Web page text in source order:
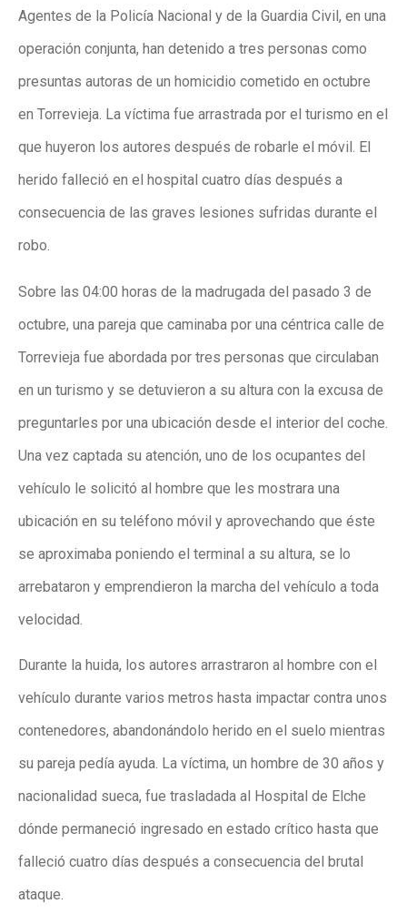
Agentes de la Policía Nacional y de la Guardia Civil, en una
operación conjunta, han detenido a tres personas como
presuntas autoras de un homicidio cometido en octubre
en Torrevieja. La víctima fue arrastrada por el turismo en el
que huyeron los autores después de robarle el móvil. El
herido falleció en el hospital cuatro días después a
consecuencia de las graves lesiones sufridas durante el
robo.
Sobre las 04:00 horas de la madrugada del pasado 3 de
octubre, una pareja que caminaba por una céntrica calle de
Torrevieja fue abordada por tres personas que circulaban
en un turismo y se detuvieron a su altura con la excusa de
preguntarles por una ubicación desde el interior del coche.
Una vez captada su atención, uno de los ocupantes del
vehículo le solicitó al hombre que les mostrara una
ubicación en su teléfono móvil y aprovechando que éste
se aproximaba poniendo el terminal a su altura, se lo
arrebataron y emprendieron la marcha del vehículo a toda
velocidad.
Durante la huida, los autores arrastraron al hombre con el
vehículo durante varios metros hasta impactar contra unos
contenedores, abandonándolo herido en el suelo mientras
su pareja pedía ayuda. La víctima, un hombre de 30 años y
nacionalidad sueca, fue trasladada al Hospital de Elche
dónde permaneció ingresado en estado crítico hasta que
falleció cuatro días después a consecuencia del brutal
ataque.